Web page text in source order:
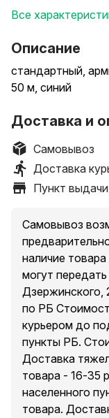
Все
Описание
стандартный,
50 м, синий
Доставка и
Самовывоз
Доставка
Пункт
Самовывоз
наличие
могут
Дзержинского,
по РБ
курьером до
пункты РБ.
Доставка
товара - 16-35
населенного
товара.